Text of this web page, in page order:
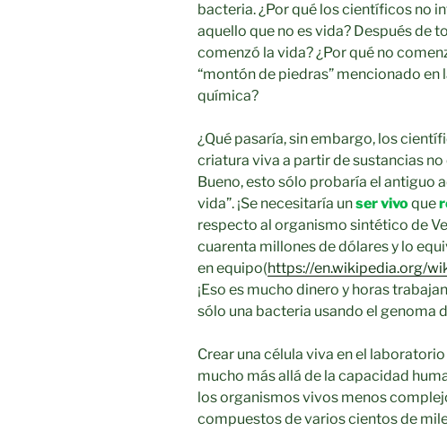
bacteria. ¿Por qué los científicos no
aquello que no es vida? Después de
comenzó la vida? ¿Por qué no
“montón de piedras” mencionado
química?
¿Qué pasaría, sin embargo, los
criatura viva a partir de sustancias
Bueno, esto sólo probaría el antiguo
vida”. ¡Se necesitaría unser vivoque
respecto al organismo sintético de
cuarenta millones de dólares y lo
en equipo(https://en.wikipedia.org/
¡Eso es mucho dinero y horas
sólo una bacteria usando el genoma
Crear una célula viva en el
mucho más allá de la capacidad
los organismos vivos menos
compuestos de varios cientos de